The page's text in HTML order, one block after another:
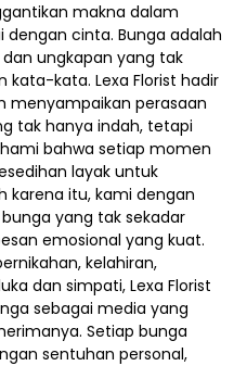
makna dalam
dengan cinta. Bunga adalah
ungkapan yang tak
kata-kata. Lexa Florist hadir
menyampaikan perasaan
tak hanya indah, tetapi
bahwa setiap momen
layak untuk
karena itu, kami dengan
yang tak sekadar
emosional yang kuat.
kelahiran,
dan simpati, Lexa Florist
sebagai media yang
Setiap bunga
sentuhan personal,